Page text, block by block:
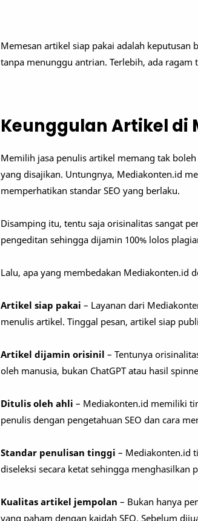
Memesan artikel siap pakai adalah
tanpa menunggu antrian. Terlebih, ada
Keunggulan Artikel di
Memilih jasa penulis artikel memang tak
yang disajikan. Untungnya, Mediakonten.id
memperhatikan standar SEO yang berlaku.
Disamping itu, tentu saja orisinalitas sangat
pengeditan sehingga dijamin 100% lolos
Lalu, apa yang membedakan Mediakonten.id
Artikel siap pakai – Layanan dari
menulis artikel. Tinggal pesan, artikel siap
Artikel dijamin orisinil – Tentunya
oleh manusia, bukan ChatGPT atau hasil
Ditulis oleh ahli – Mediakonten.id memiliki
penulis dengan pengetahuan SEO dan cara
Standar penulisan tinggi – Mediakonten.id
diseleksi secara ketat sehingga menghasilkan
Kualitas artikel jempolan – Bukan hanya
yang paham dengan kaidah SEO. Sebelum